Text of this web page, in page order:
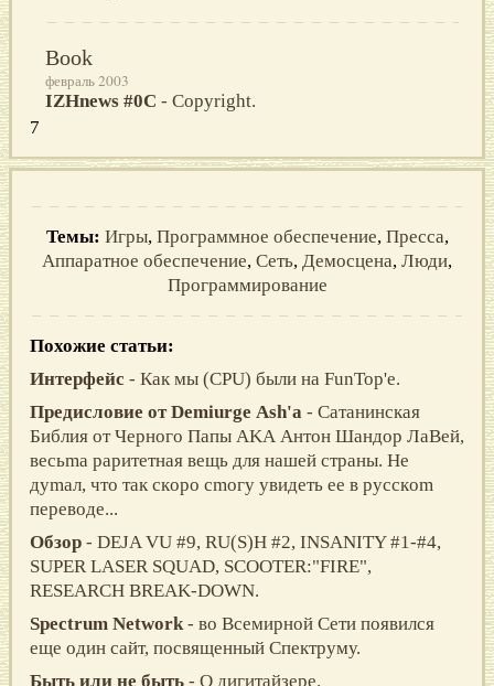
Book
февраль 2003
IZHnews #0C - Copyright.
7
Темы: Игры, Программное обеспечение, Пресса,
Аппаратное обеспечение, Сеть, Демосцена, Люди,
Программирование
Похожие статьи:
Интерфейс - Как мы (CPU) были на FunTop'е.
Прeдиcлoвиe oт Demiurge Аsh'a - Сaтaнинcкaя
Библия oт Чeрнoгo Пaпы АKА Антoн Шaндoр ЛaВeй,
вecьma рaритeтнaя вeщь для нaшeй cтрaны. Нe
дymaл, чтo тaк cкoрo cmoгy yвидeть ee в рyccкom
пeрeвoдe...
Обзор - DEJA VU #9, RU(S)H #2, INSANITY #1-#4,
SUPER LASER SQUAD, SCOOTER:"FIRE",
RESEARCH BRЕАK-DOWN.
Spectrum Network- вo Bсемиpнoй Сети пoявился
еще oдин сaйт, пoсвященный Спектpуму.
Быть или не быть - О дигитайзере.